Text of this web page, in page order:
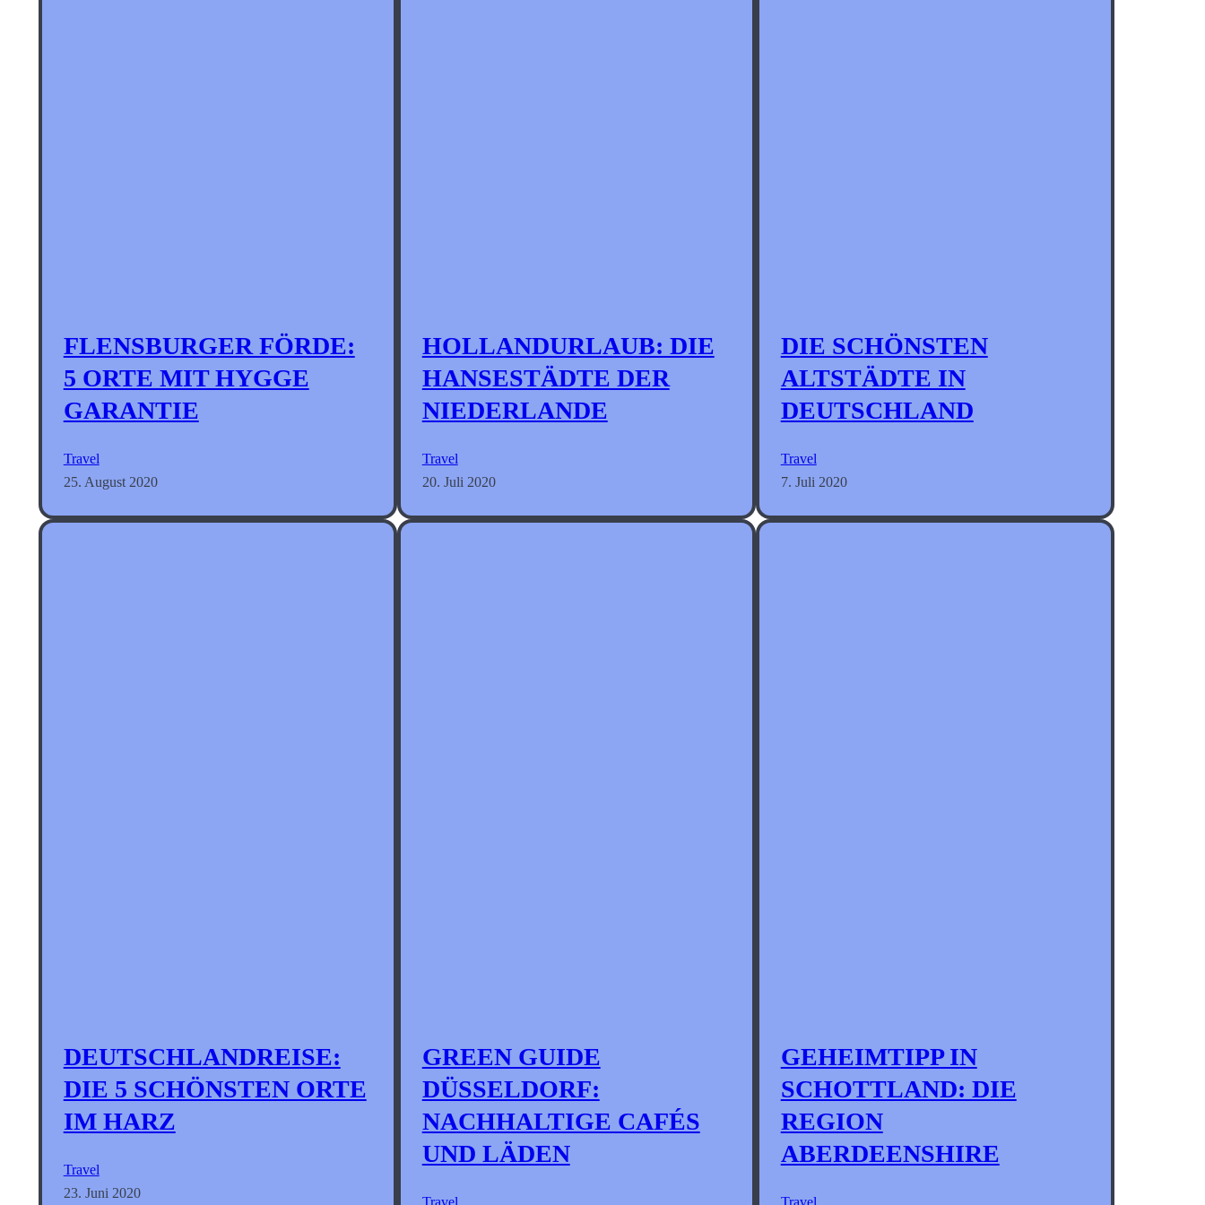
FLENSBURGER FÖRDE:
5 ORTE MIT HYGGE
GARANTIE
Travel
25. August 2020
HOLLANDURLAUB: DIE
HANSESTÄDTE DER
NIEDERLANDE
Travel
20. Juli 2020
DIE SCHÖNSTEN
ALTSTÄDTE IN
DEUTSCHLAND
Travel
7. Juli 2020
DEUTSCHLANDREISE:
DIE 5 SCHÖNSTEN ORTE
IM HARZ
Travel
23. Juni 2020
GREEN GUIDE
DÜSSELDORF:
NACHHALTIGE CAFÉS
UND LÄDEN
GEHEIMTIPP IN
SCHOTTLAND: DIE
REGION
ABERDEENSHIRE